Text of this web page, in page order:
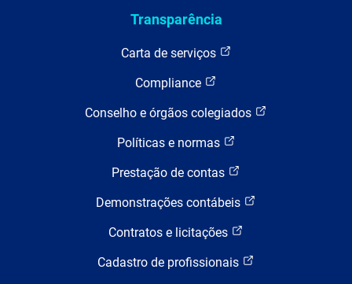
Transparência
Carta de serviços
Compliance
Conselho e órgãos colegiados
Políticas e normas
Prestação de contas
Demonstrações contábeis
Contratos e licitações
Cadastro de profissionais